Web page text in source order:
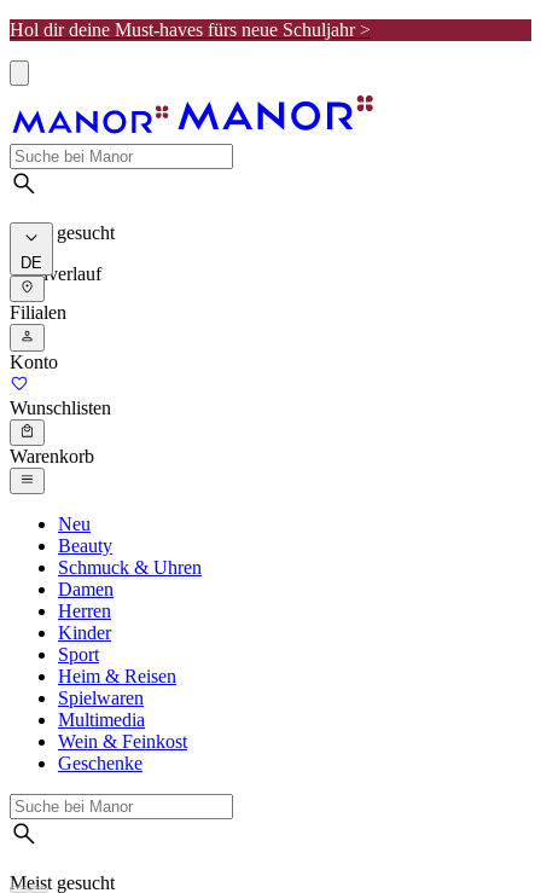
Hol dir deine Must-haves fürs neue Schuljahr >
Meist gesucht
Suchverlauf
DE
Filialen
Konto
Wunschlisten
Warenkorb
Neu
Beauty
Schmuck & Uhren
Damen
Herren
Kinder
Sport
Heim & Reisen
Spielwaren
Multimedia
Wein & Feinkost
Geschenke
Meist gesucht